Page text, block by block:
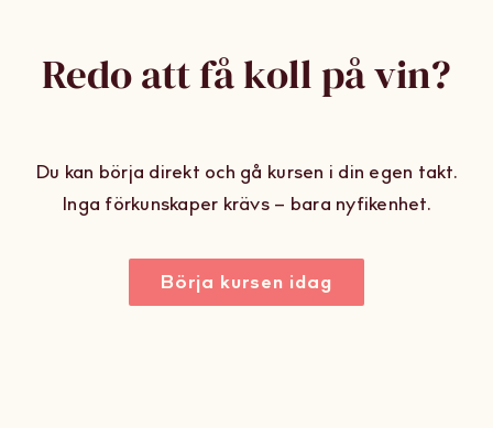
Redo att få koll på vin?
Du kan börja direkt och gå kursen i din egen takt.
Inga förkunskaper krävs – bara nyfikenhet.
Börja kursen idag